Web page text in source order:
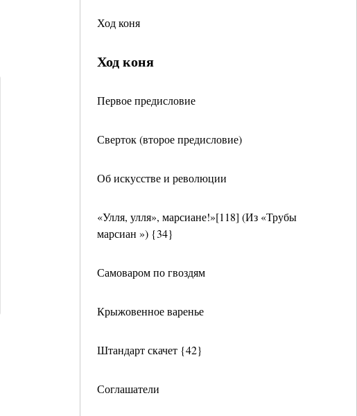
Ход коня
Ход коня
Первое предисловие
Сверток (второе предисловие)
Об искусстве и революции
«Улля, улля», марсиане!»[118] (Из «Трубы
марсиан ») {34}
Самоваром по гвоздям
Крыжовенное варенье
Штандарт скачет {42}
Соглашатели